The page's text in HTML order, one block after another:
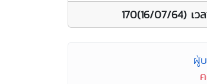
170(16/07/64) เว
ผู้